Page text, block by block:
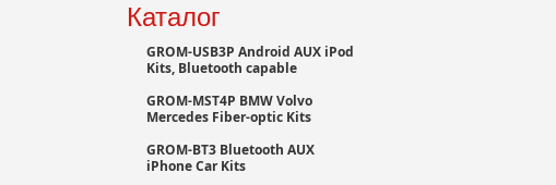
Каталог
GROM-USB3P Android AUX iPod
Kits, Bluetooth capable
GROM-MST4P BMW Volvo
Mercedes Fiber-optic Kits
GROM-BT3 Bluetooth AUX
iPhone Car Kits